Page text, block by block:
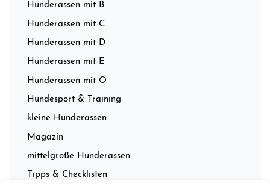
Hunderassen mit B
Hunderassen mit C
Hunderassen mit D
Hunderassen mit E
Hunderassen mit O
Hundesport & Training
kleine Hunderassen
Magazin
mittelgroße Hunderassen
Tipps & Checklisten